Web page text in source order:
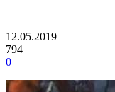
12.05.2019
794
0